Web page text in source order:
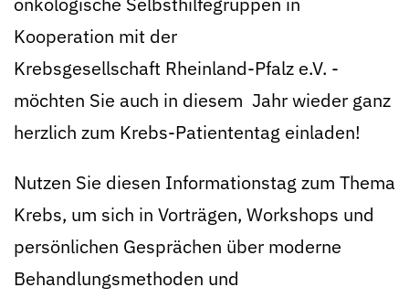
Kooperation mit der
Krebsgesellschaft Rheinland-Pfalz e.V. -
möchten Sie auch in diesem Jahr wieder ganz
herzlich zum Krebs-Patiententag einladen!
Nutzen Sie diesen Informationstag zum Thema
Krebs, um sich in Vorträgen, Workshops und
persönlichen Gesprächen über moderne
Behandlungsmethoden und